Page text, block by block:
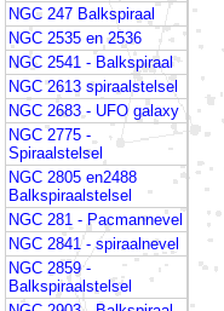
NGC 247 Balkspiraal
NGC 2535 en 2536
NGC 2541 - Balkspiraal
NGC 2613 spiraalstelsel
NGC 2683 - UFO galaxy
NGC 2775 -
Spiraalstelsel
NGC 2805 en2488
Balkspiraalstelsel
NGC 281 - Pacmannevel
NGC 2841 - spiraalnevel
NGC 2859 -
Balkspiraalstelsel